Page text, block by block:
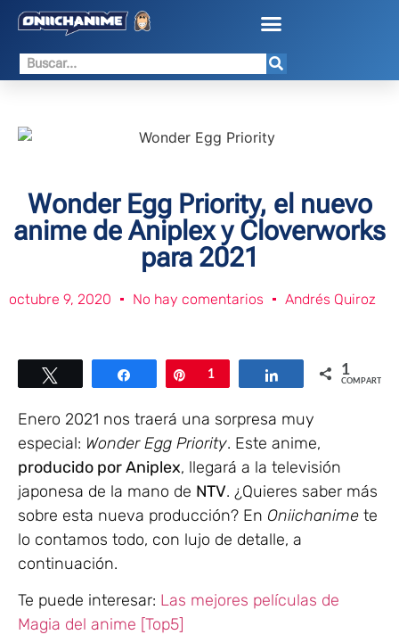
Wonder Egg Priority, el nuevo
anime de Aniplex y Cloverworks
para 2021
octubre 9, 2020 No hay comentarios Andrés Quiroz
Compartir Pin
1 Compartir1
COMPARTIR
Enero 2021 nos traerá una sorpresa muy
especial: Wonder Egg Priority. Este anime,
producido por Aniplex, llegará a la televisión
japonesa de la mano de NTV. ¿Quieres saber más
sobre esta nueva producción? En Oniichanime te
lo contamos todo, con lujo de detalle, a
continuación.
Te puede interesar: Las mejores películas de
Magia del anime [Top5]